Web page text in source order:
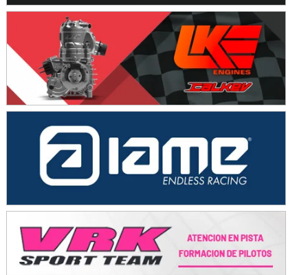
Ciudad de Trenque Lauquen (Asfalto)
Trenque Lauquen (Buenos Aires)
ENTRERRIANO - F6 (POSTERGADA)
Parque de la Velocidad (Asfalto)
Villaguay (Entre Ríos)
VICTORIENSE - F7
El Cerro (Tierra)
Victoria (Entre Ríos)
PATAGONICO - F6
Gral. E. Godoy (Río Negro)
CSK - F7
Juventud Unida (Tierra)
Humboldt (Santa Fe)